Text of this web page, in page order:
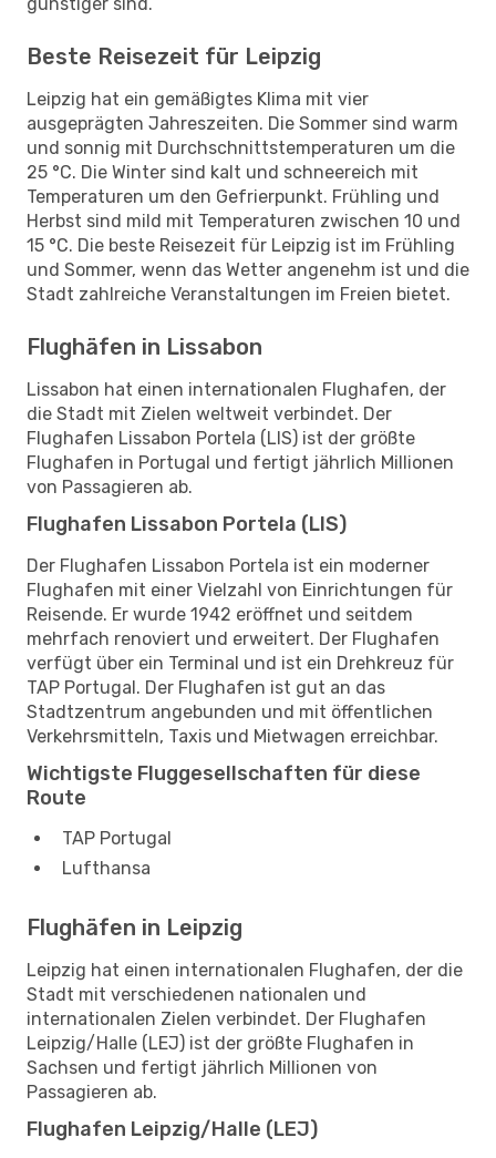
Beste Reisezeit für Leipzig
Leipzig hat ein gemäßigtes Klima mit vier
ausgeprägten Jahreszeiten. Die Sommer sind warm
und sonnig mit Durchschnittstemperaturen um die
25 °C. Die Winter sind kalt und schneereich mit
Temperaturen um den Gefrierpunkt. Frühling und
Herbst sind mild mit Temperaturen zwischen 10 und
15 °C. Die beste Reisezeit für Leipzig ist im Frühling
und Sommer, wenn das Wetter angenehm ist und die
Stadt zahlreiche Veranstaltungen im Freien bietet.
Flughäfen in Lissabon
Lissabon hat einen internationalen Flughafen, der
die Stadt mit Zielen weltweit verbindet. Der
Flughafen Lissabon Portela (LIS) ist der größte
Flughafen in Portugal und fertigt jährlich Millionen
von Passagieren ab.
Flughafen Lissabon Portela (LIS)
Der Flughafen Lissabon Portela ist ein moderner
Flughafen mit einer Vielzahl von Einrichtungen für
Reisende. Er wurde 1942 eröffnet und seitdem
mehrfach renoviert und erweitert. Der Flughafen
verfügt über ein Terminal und ist ein Drehkreuz für
TAP Portugal. Der Flughafen ist gut an das
Stadtzentrum angebunden und mit öffentlichen
Verkehrsmitteln, Taxis und Mietwagen erreichbar.
Wichtigste Fluggesellschaften für diese
Route
TAP Portugal
Lufthansa
Flughäfen in Leipzig
Leipzig hat einen internationalen Flughafen, der die
Stadt mit verschiedenen nationalen und
internationalen Zielen verbindet. Der Flughafen
Leipzig/Halle (LEJ) ist der größte Flughafen in
Sachsen und fertigt jährlich Millionen von
Passagieren ab.
Flughafen Leipzig/Halle (LEJ)